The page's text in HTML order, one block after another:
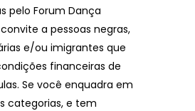
pelo Forum Dança
a pessoas negras,
e/ou imigrantes que
financeiras de
Se você enquadra em
categorias, e tem